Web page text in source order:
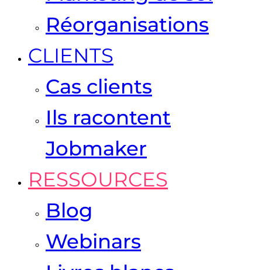
Réorganisations
CLIENTS
Cas clients
Ils racontent
Jobmaker
RESSOURCES
Blog
Webinars